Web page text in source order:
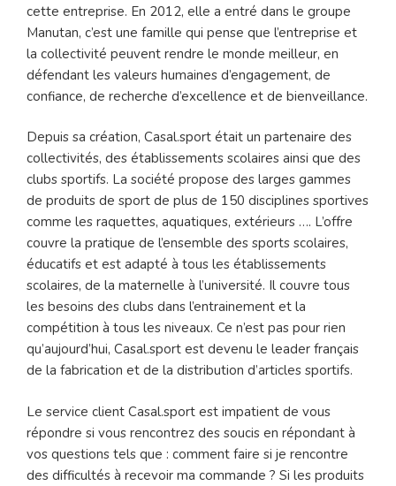
cette entreprise. En 2012, elle a entré dans le groupe
Manutan, c’est une famille qui pense que l’entreprise et
la collectivité peuvent rendre le monde meilleur, en
défendant les valeurs humaines d’engagement, de
confiance, de recherche d’excellence et de bienveillance.
Depuis sa création, Casal.sport était un partenaire des
collectivités, des établissements scolaires ainsi que des
clubs sportifs. La société propose des larges gammes
de produits de sport de plus de 150 disciplines sportives
comme les raquettes, aquatiques, extérieurs …. L’offre
couvre la pratique de l’ensemble des sports scolaires,
éducatifs et est adapté à tous les établissements
scolaires, de la maternelle à l’université. Il couvre tous
les besoins des clubs dans l’entrainement et la
compétition à tous les niveaux. Ce n’est pas pour rien
qu’aujourd’hui, Casal.sport est devenu le leader français
de la fabrication et de la distribution d’articles sportifs.
Le service client Casal.sport est impatient de vous
répondre si vous rencontrez des soucis en répondant à
vos questions tels que : comment faire si je rencontre
des difficultés à recevoir ma commande ? Si les produits